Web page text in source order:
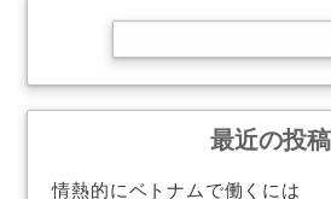
最近の投稿
情熱的にベトナムで働くには